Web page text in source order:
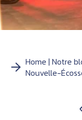
Home Notre
Nouvelle-